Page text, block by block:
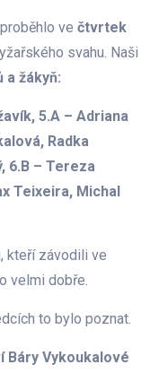
ve čtvrtek
svahu. Naši
a žákyň:
5.A – Adriana
Radka
6.B – Tereza
Teixeira, Michal
kteří závodili ve
velmi dobře.
to bylo poznat.
Báry Vykoukalové